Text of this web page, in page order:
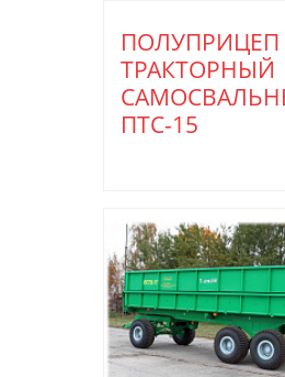
ПОЛУПРИЦЕП
ТРАКТОРНЫЙ
ПТС-15